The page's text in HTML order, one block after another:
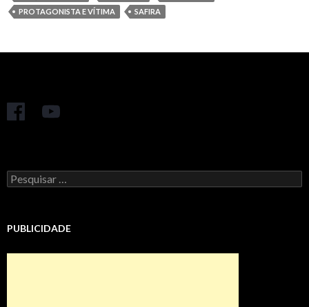
PROTAGONISTA E VÍTIMA
SAFIRA
Pesquisar
por:
PUBLICIDADE